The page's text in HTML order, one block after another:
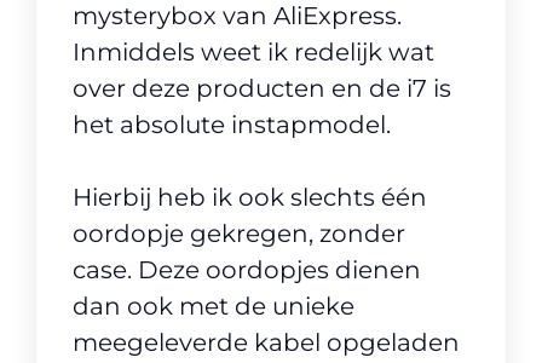
mysterybox van AliExpress.
Inmiddels weet ik redelijk wat
over deze producten en de i7 is
het absolute instapmodel.
Hierbij heb ik ook slechts één
oordopje gekregen, zonder
case. Deze oordopjes dienen
dan ook met de unieke
meegeleverde kabel opgeladen